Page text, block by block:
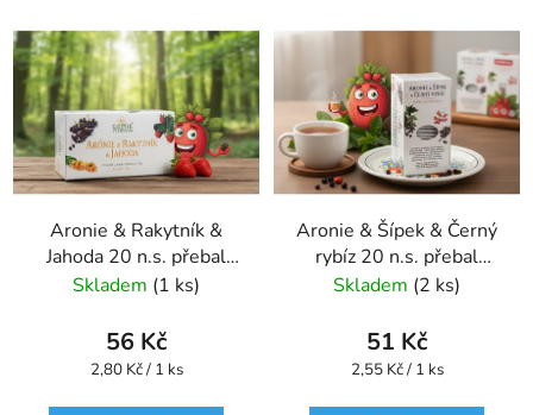
V
ý
p
s
p
r
Aronie & Rakytník &
Jahoda 20 n.s. přebal
GREŠÍK Ovocný čaj
Skladem (1 ks)
56 Kč
Měrná
2,80 Kč / 1 ks
Aronie & Šípek & Černý
rybíz 20 n.s. přebal
GREŠÍK Ovocný čaj
Skladem (2 ks)
51 Kč
Měrná
2,55 Kč / 1 ks